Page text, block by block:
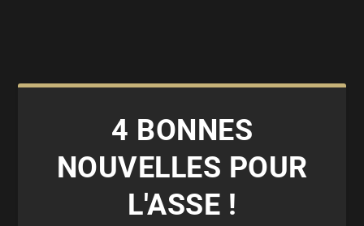
4 BONNES
NOUVELLES POUR
L'ASSE !